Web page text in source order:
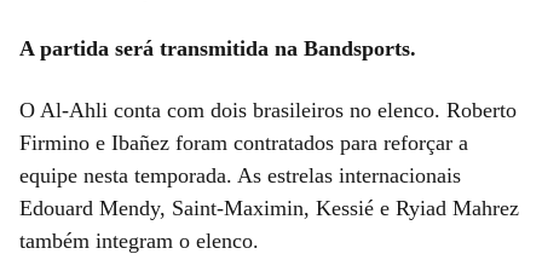
A partida será transmitida na Bandsports.
O Al-Ahli conta com dois brasileiros no elenco. Roberto
Firmino e Ibañez foram contratados para reforçar a
equipe nesta temporada. As estrelas internacionais
Edouard Mendy, Saint-Maximin, Kessié e Ryiad Mahrez
também integram o elenco.